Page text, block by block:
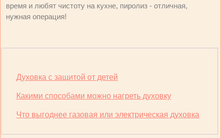
время и любят чистоту на кухне, пиролиз - отличная,
нужная операция!
Духовка с защитой от детей
Какими способами можно нагреть духовку
Что выгоднее газовая или электрическая духовка